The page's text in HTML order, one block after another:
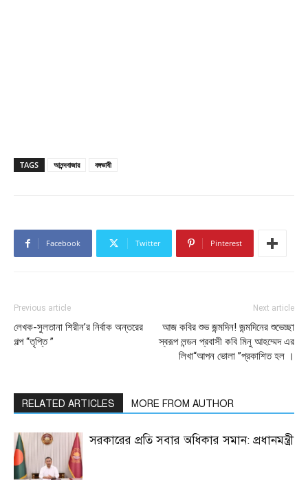
TAGS আনন্দবাজার বঙ্গভাষী
Facebook Twitter Pinterest
Previous article
লেখক-সুলতানা শিরীন’র নির্বাক অন্তরের
গল্প “তৃপ্তি ”
Next article
আজ কবির শুভ জন্মদিন! জন্মদিনের শুভেচ্ছা
স্বরূপ লন্ডন প্রবাসী কবি মিনু আহম্মেদ এর
লিখা“আপন ভোলা ”প্রকাশিত হল ।
RELATED ARTICLES MORE FROM AUTHOR
সরকারের প্রতি সবার অধিকার সমান: প্রধানমন্ত্রী